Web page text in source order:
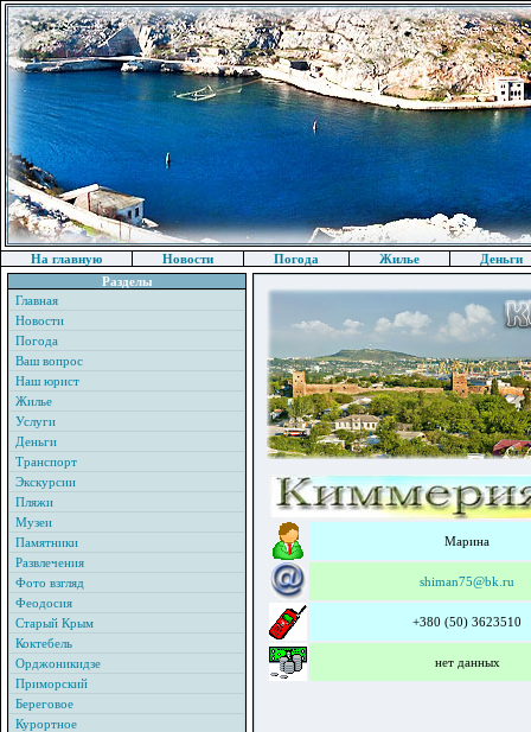
На главную Новости Погода Жилье
Деньги
Разделы
Главная
Новости
Погода
Ваш вопрос
Наш юрист
Жилье
Услуги
Деньги
Транспорт
Экскурсии
Пляжи
Музеи
Памятники
Развлечения
Фото взгляд
Феодосия
Старый Крым
Коктебель
Орджоникидзе
Приморский
Береговое
Курортное
Марина
shiman75@bk.ru
+380 (50) 3623510
нет данных